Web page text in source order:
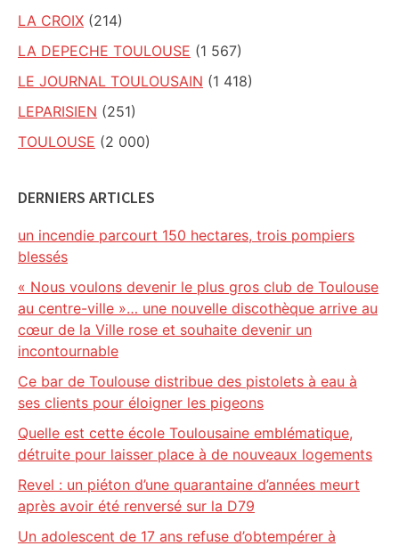
LA CROIX (214)
LA DEPECHE TOULOUSE (1 567)
LE JOURNAL TOULOUSAIN (1 418)
LEPARISIEN (251)
TOULOUSE (2 000)
DERNIERS ARTICLES
un incendie parcourt 150 hectares, trois pompiers
blessés
« Nous voulons devenir le plus gros club de Toulouse
au centre-ville »… une nouvelle discothèque arrive au
cœur de la Ville rose et souhaite devenir un
incontournable
Ce bar de Toulouse distribue des pistolets à eau à
ses clients pour éloigner les pigeons
Quelle est cette école Toulousaine emblématique,
détruite pour laisser place à de nouveaux logements
Revel : un piéton d’une quarantaine d’années meurt
après avoir été renversé sur la D79
Un adolescent de 17 ans refuse d’obtempérer à